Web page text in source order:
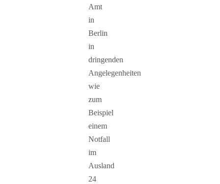
Amt
in
Berlin
in
dringenden
Angelegenheiten
wie
zum
Beispiel
einem
Notfall
im
Ausland
24